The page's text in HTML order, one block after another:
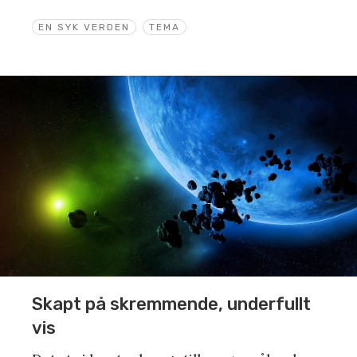
EN SYK VERDEN TEMA
Skapt på skremmende, underfullt
vis